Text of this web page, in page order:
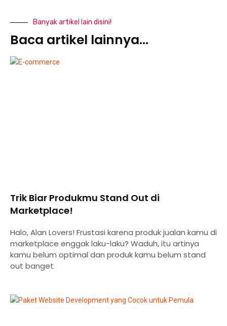
Banyak artikel lain disini!
Baca artikel lainnya...
Trik Biar Produkmu Stand Out di
Marketplace!
Halo, Alan Lovers! Frustasi karena produk jualan kamu di
marketplace enggak laku-laku? Waduh, itu artinya
kamu belum optimal dan produk kamu belum stand
out banget